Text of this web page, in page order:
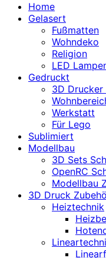
Home
Gelasert
Fußmatten
Wohndeko
Religion
LED
Gedruckt
3D Drucker
Werkstatt
Für Lego
Sublimiert
Modellbau
3D Sets
OpenRC
Modellbau
3D Druck
Heiztechnik